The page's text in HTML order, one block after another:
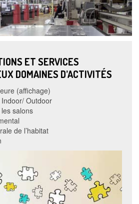
ET SERVICES
DOMAINES D’ACTIVITÉS
(affichage)
Outdoor
les salons
de l’habitat